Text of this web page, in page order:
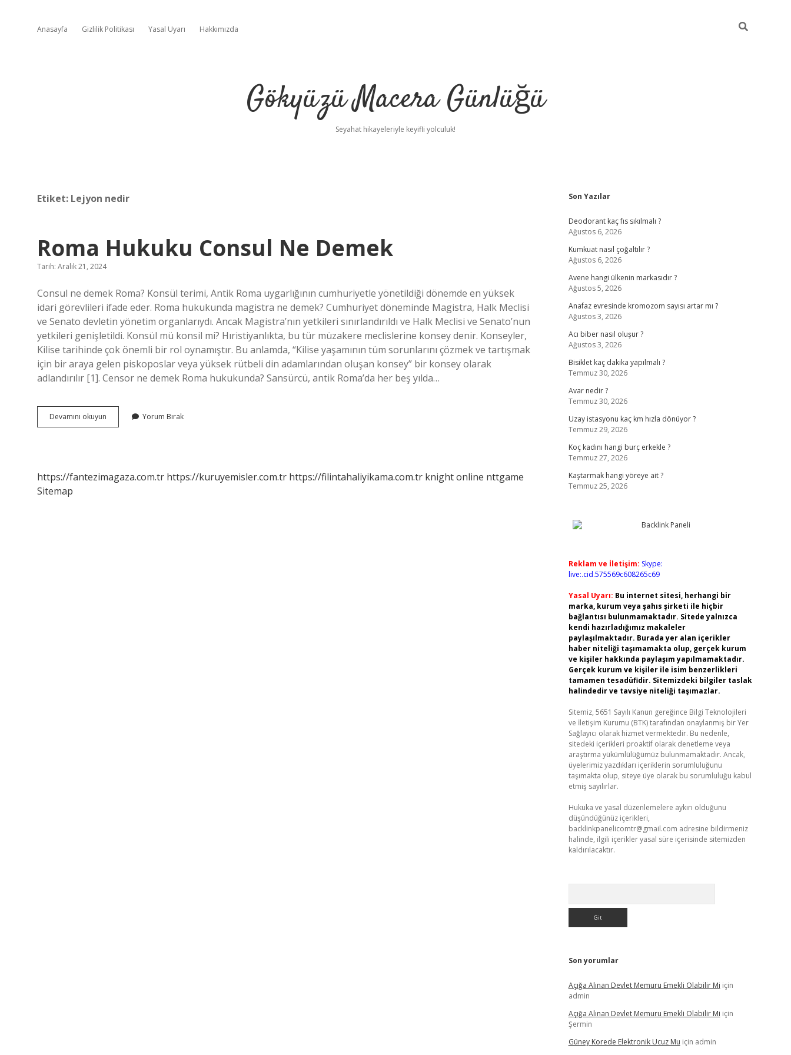
Anasayfa Gizlilik Politikası Yasal Uyarı Hakkımızda
Gökyüzü Macera Günlüğü
Seyahat hikayeleriyle keyifli yolculuk!
Etiket: Lejyon nedir
Roma Hukuku Consul Ne Demek
Tarih: Aralık 21, 2024
Consul ne demek Roma? Konsül terimi, Antik Roma uygarlığının cumhuriyetle yönetildiği dönemde en yüksek
idari görevlileri ifade eder. Roma hukukunda magistra ne demek? Cumhuriyet döneminde Magistra, Halk Meclisi
ve Senato devletin yönetim organlarıydı. Ancak Magistra’nın yetkileri sınırlandırıldı ve Halk Meclisi ve Senato’nun
yetkileri genişletildi. Konsül mü konsil mi? Hıristiyanlıkta, bu tür müzakere meclislerine konsey denir. Konseyler,
Kilise tarihinde çok önemli bir rol oynamıştır. Bu anlamda, “Kilise yaşamının tüm sorunlarını çözmek ve tartışmak
için bir araya gelen piskoposlar veya yüksek rütbeli din adamlarından oluşan konsey” bir konsey olarak
adlandırılır [1]. Censor ne demek Roma hukukunda? Sansürcü, antik Roma’da her beş yılda…
Devamını okuyun
Hukuku
Yorum Bırak
https://fantezimagaza.com.tr https://kuruyemisler.com.tr https://filintahaliyikama.com.tr knight online nttgame
Sitemap
Sidebar
Son Yazılar
Deodorant kaç fıs sıkılmalı ?
Ağustos 6, 2026
Kumkuat nasıl çoğaltılır ?
Ağustos 6, 2026
Avene hangi ülkenin markasıdır ?
Ağustos 5, 2026
Anafaz evresinde kromozom sayısı artar mı ?
Ağustos 3, 2026
Acı biber nasıl oluşur ?
Ağustos 3, 2026
Bisiklet kaç dakika yapılmalı ?
Temmuz 30, 2026
Avar nedir ?
Temmuz 30, 2026
Uzay istasyonu kaç km hızla dönüyor ?
Temmuz 29, 2026
Koç kadını hangi burç erkekle ?
Temmuz 27, 2026
Kaştarmak hangi yöreye ait ?
Temmuz 25, 2026
Reklam ve İletişim: Skype:
live:.cid.575569c608265c69
Yasal Uyarı: Bu internet sitesi, herhangi bir
marka, kurum veya şahıs şirketi ile hiçbir
bağlantısı bulunmamaktadır. Sitede yalnızca
kendi hazırladığımız makaleler
paylaşılmaktadır. Burada yer alan içerikler
haber niteliği taşımamakta olup, gerçek kurum
ve kişiler hakkında paylaşım yapılmamaktadır.
Gerçek kurum ve kişiler ile isim benzerlikleri
tamamen tesadüfidir. Sitemizdeki bilgiler taslak
halindedir ve tavsiye niteliği taşımazlar.
Sitemiz, 5651 Sayılı Kanun gereğince Bilgi Teknolojileri
ve İletişim Kurumu (BTK) tarafından onaylanmış bir Yer
Sağlayıcı olarak hizmet vermektedir. Bu nedenle,
sitedeki içerikleri proaktif olarak denetleme veya
araştırma yükümlülüğümüz bulunmamaktadır. Ancak,
üyelerimiz yazdıkları içeriklerin sorumluluğunu
taşımakta olup, siteye üye olarak bu sorumluluğu kabul
etmiş sayılırlar.
Hukuka ve yasal düzenlemelere aykırı olduğunu
düşündüğünüz içerikleri,
backlinkpanelicomtr@gmail.com adresine bildirmeniz
halinde, ilgili içerikler yasal süre içerisinde sitemizden
kaldırılacaktır.
Son yorumlar
Açığa Alınan Devlet Memuru Emekli Olabilir Mi için
admin
Açığa Alınan Devlet Memuru Emekli Olabilir Mi için
Şermin
Güney Korede Elektronik Ucuz Mu için admin